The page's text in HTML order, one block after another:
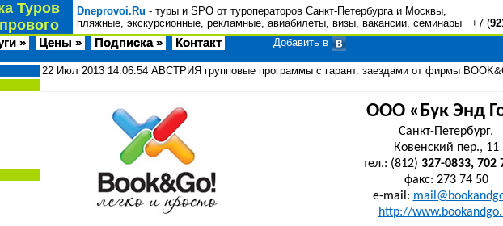
Туров
Dneprovoi.Ru - туры и SPO от туроператоров Санкт-Петербурга и Москвы,
пляжные, экскурсионные, рекламные, авиабилеты, визы, вакансии, семинары +7 (
» Цены » Подписка » Контакт Добавить в
22 Июл 2013 14:06:54 АВСТРИЯ групповые программы с гарант. заездами от фирмы
ООО «Бук Энд
Санкт-Петербург,
Ковенский пер., 11
тел.: (812) 327-0833, 702
факс: 273 74 50
e-mail:
http://